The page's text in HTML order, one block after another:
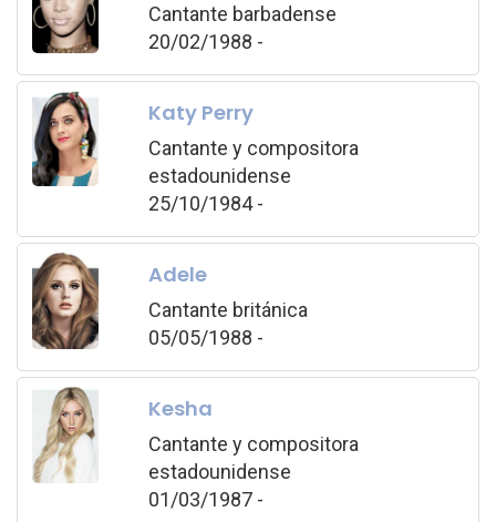
Cantante barbadense
20/02/1988 -
Katy Perry
Cantante y compositora
estadounidense
25/10/1984 -
Adele
Cantante británica
05/05/1988 -
Kesha
Cantante y compositora
estadounidense
01/03/1987 -